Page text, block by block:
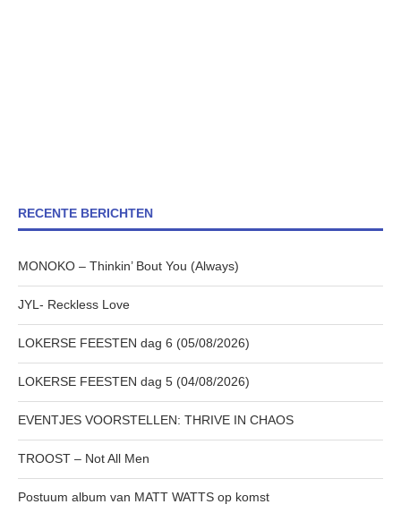
RECENTE BERICHTEN
MONOKO – Thinkin’ Bout You (Always)
JYL- Reckless Love
LOKERSE FEESTEN dag 6 (05/08/2026)
LOKERSE FEESTEN dag 5 (04/08/2026)
EVENTJES VOORSTELLEN: THRIVE IN CHAOS
TROOST – Not All Men
Postuum album van MATT WATTS op komst